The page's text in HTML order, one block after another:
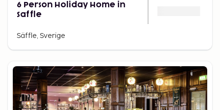
6 Person Holiday Home in
Saffle
Säffle, Sverige